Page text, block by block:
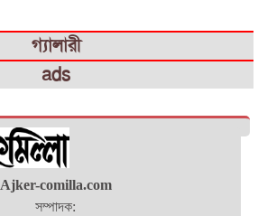
গ্যালারী
ads
Ajker-comilla.com
সম্পাদক: